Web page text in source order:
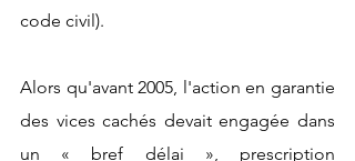
code civil).
Alors qu'avant 2005, l'action en garantie
des vices cachés devait engagée dans
un « bref délai », prescription